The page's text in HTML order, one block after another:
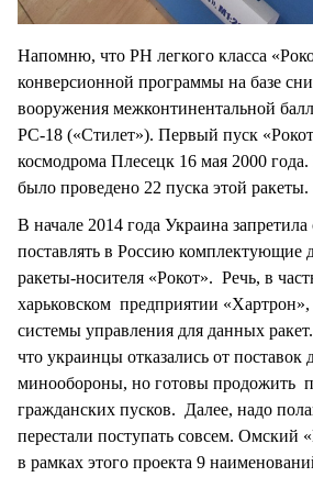
Напомню, что РН легкого класса
конверсионной программы на базе
вооружения межконтинентальной
РС-18 («Стилет»). Первый пуск
космодрома Плесецк 16 мая 2000 года.
было проведено 22 пуска этой ракеты.
В начале 2014 года Украина
поставлять в Россию комплектующие
ракеты-носителя «Рокот». Речь, в
харьковском предприятии «Хартрон»,
системы управления для данных
что украинцы отказались от поставок
минообороны, но готовы продожить
гражданских пусков. Далее, надо
перестали поступать совсем. Омский
в рамках этого проекта 9